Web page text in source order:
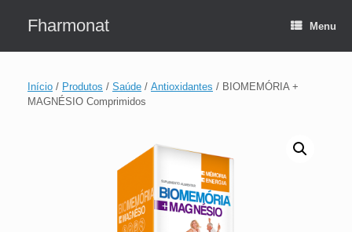
Fharmonat Menu
Início / Produtos / Saúde / Antioxidantes / BIOMEMÓRIA +
MAGNÉSIO Comprimidos